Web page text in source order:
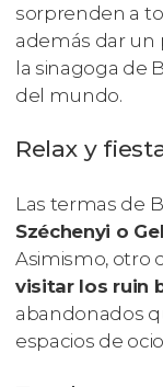
sorprenden a
además dar un
la sinagoga de
del mundo.
Relax y
Las termas de
Széchenyi o
Asimismo, otro
visitar los ruin
abandonados
espacios de